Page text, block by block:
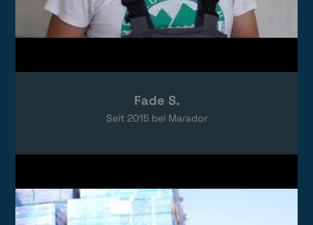
Das Video wird von YouTube eingebettet.
Fade S.
Seit 2015bei Marador